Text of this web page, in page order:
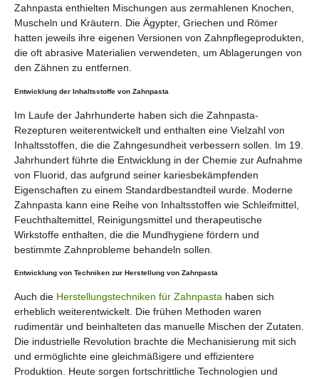
Zahnpasta enthielten Mischungen aus zermahlenen Knochen,
Muscheln und Kräutern. Die Ägypter, Griechen und Römer
hatten jeweils ihre eigenen Versionen von Zahnpflegeprodukten,
die oft abrasive Materialien verwendeten, um Ablagerungen von
den Zähnen zu entfernen.
Entwicklung der Inhaltsstoffe von Zahnpasta
Im Laufe der Jahrhunderte haben sich die Zahnpasta-
Rezepturen weiterentwickelt und enthalten eine Vielzahl von
Inhaltsstoffen, die die Zahngesundheit verbessern sollen. Im 19.
Jahrhundert führte die Entwicklung in der Chemie zur Aufnahme
von Fluorid, das aufgrund seiner kariesbekämpfenden
Eigenschaften zu einem Standardbestandteil wurde. Moderne
Zahnpasta kann eine Reihe von Inhaltsstoffen wie Schleifmittel,
Feuchthaltemittel, Reinigungsmittel und therapeutische
Wirkstoffe enthalten, die die Mundhygiene fördern und
bestimmte Zahnprobleme behandeln sollen.
Entwicklung von Techniken zur Herstellung von Zahnpasta
Auch die Herstellungstechniken für Zahnpasta haben sich
erheblich weiterentwickelt. Die frühen Methoden waren
rudimentär und beinhalteten das manuelle Mischen der Zutaten.
Die industrielle Revolution brachte die Mechanisierung mit sich
und ermöglichte eine gleichmäßigere und effizientere
Produktion. Heute sorgen fortschrittliche Technologien und